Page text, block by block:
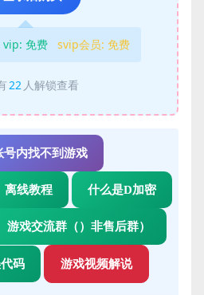
vip: 免费 svip会员: 免费
22 人解锁查看
号内找不到游戏
离线教程 什么是D加密
游戏交流群（）非售后群）
码 游戏视频解说